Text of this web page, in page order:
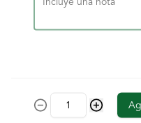
$39.000